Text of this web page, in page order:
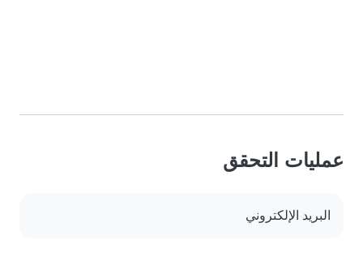
عمليات التحقق
البريد الإلكتروني